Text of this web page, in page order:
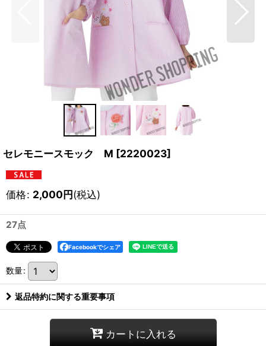
セレモニースモック M [2220023]
価格: 2,000円(税込)
27点
Facebookでシェア
数量:
返品特約に関する重要事項
カートに入れる